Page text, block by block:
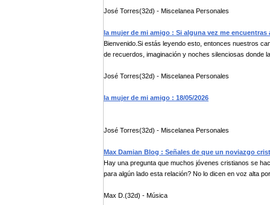
José Torres(32d) - Miscelanea Personales
la mujer de mi amigo : Si alguna vez me encuentras
Bienvenido.Si estás leyendo esto, entonces nuestros
de recuerdos, imaginación y noches silenciosas donde
José Torres(32d) - Miscelanea Personales
la mujer de mi amigo : 18/05/2026
José Torres(32d) - Miscelanea Personales
Max Damian Blog : Señales de que un noviazgo
Hay una pregunta que muchos jóvenes cristianos se
para algún lado esta relación? No lo dicen en voz alta
Max D.(32d) - Música